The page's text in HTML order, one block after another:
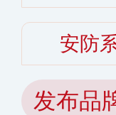
安防
发布品